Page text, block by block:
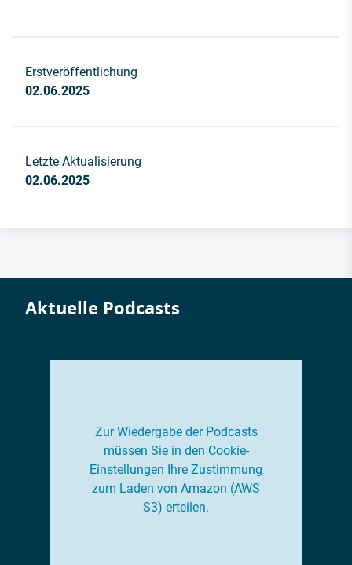
Erstveröffentlichung
02.06.2025
Letzte Aktualisierung
02.06.2025
Aktuelle Podcasts
Zur Wiedergabe der Podcasts
müssen Sie in den Cookie-
Einstellungen Ihre Zustimmung
zum Laden von Amazon (AWS
S3) erteilen.